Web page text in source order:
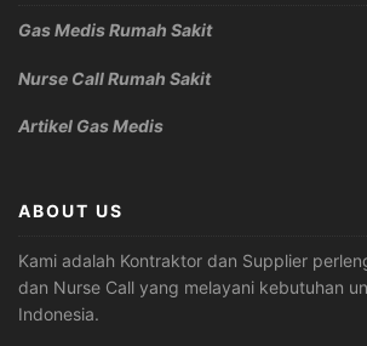
Gas Medis Rumah Sakit
Nurse Call Rumah Sakit
Artikel Gas Medis
ABOUT US
Kami adalah Kontraktor dan Supplier
dan Nurse Call yang melayani kebutuhan
Indonesia.